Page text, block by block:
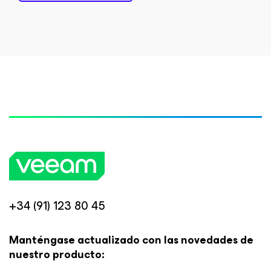
+34 (91) 123 80 45
Manténgase actualizado con las novedades de
nuestro producto: